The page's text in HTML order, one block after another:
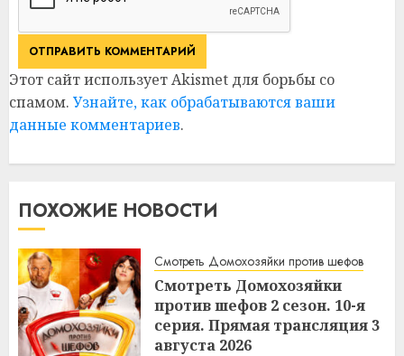
Этот сайт использует Akismet для борьбы со
спамом. Узнайте, как обрабатываются ваши
данные комментариев.
ПОХОЖИЕ НОВОСТИ
Смотреть Домохозяйки против шефов
Смотреть Домохозяйки
против шефов 2 сезон. 10-я
серия. Прямая трансляция 3
августа 2026